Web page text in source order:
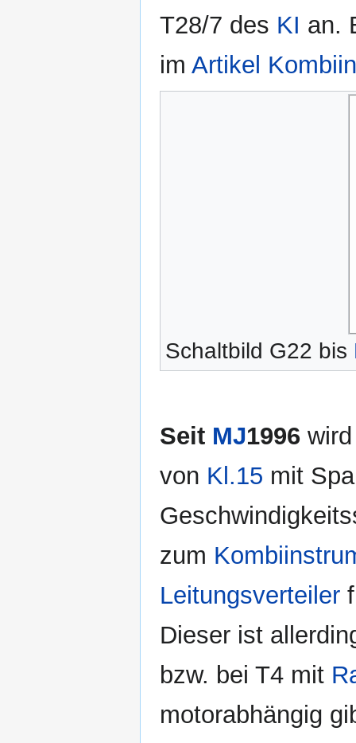
T28/7 des KI an.
im Artikel
Schaltbild G22 bis
Seit MJ1996
von Kl.15 mit
zum
Leitungsverteiler
Dieser ist
bzw. bei T4 mit
motorabhängig